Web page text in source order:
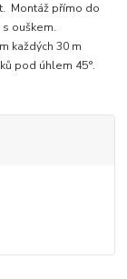
Montáž přímo do
ouškem.
každých 30 m
pod úhlem 45°.